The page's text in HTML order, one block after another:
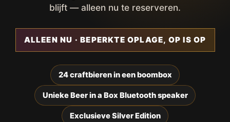
blijft — alleen nu te reserveren.
ALLEEN NU · BEPERKTE OPLAGE, OP IS OP
24 craftbieren in een boombox
Unieke Beer in a Box Bluetooth speaker
Exclusieve Silver Edition